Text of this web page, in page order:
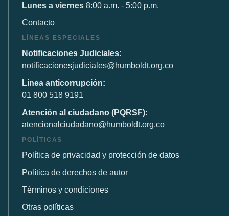
Lunes a viernes 8:00 a.m. - 5:00 p.m.
Contacto
LÍNEAS ESPECIALES
Notificaciones Judiciales:
notificacionesjudiciales@humboldt.org.co
Línea anticorrupción:
01 800 518 9191
Atención al ciudadano (PQRSF):
atencionalciudadano@humboldt.org.co
POLÍTICAS
Política de privacidad y protección de datos
Política de derechos de autor
Términos y condiciones
Otras políticas